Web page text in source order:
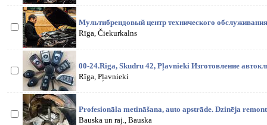
Мультибрендовый центр технического
Rīga, Čiekurkalns
00-24.Riga, Skudru 42, Pļavnieki Изготовление
Rīga, Pļavnieki
Profesionāla metināšana, auto apstrāde. Dzinēja
Bauska un raj., Bauska